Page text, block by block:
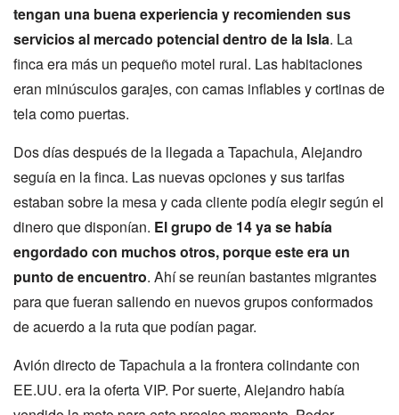
tengan una buena experiencia y recomienden sus
servicios al mercado potencial dentro de la Isla. La
finca era más un pequeño motel rural. Las habitaciones
eran minúsculos garajes, con camas inflables y cortinas de
tela como puertas.
Dos días después de la llegada a Tapachula, Alejandro
seguía en la finca. Las nuevas opciones y sus tarifas
estaban sobre la mesa y cada cliente podía elegir según el
dinero que disponían. El grupo de 14 ya se había
engordado con muchos otros, porque este era un
punto de encuentro. Ahí se reunían bastantes migrantes
para que fueran saliendo en nuevos grupos conformados
de acuerdo a la ruta que podían pagar.
Avión directo de Tapachula a la frontera colindante con
EE.UU. era la oferta VIP. Por suerte, Alejandro había